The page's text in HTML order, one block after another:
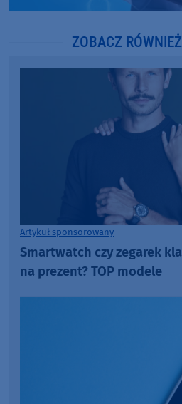
ZOBACZ RÓWNIEŻ
Artykuł sponsorowany
Smartwatch czy zegarek
na prezent? TOP modele